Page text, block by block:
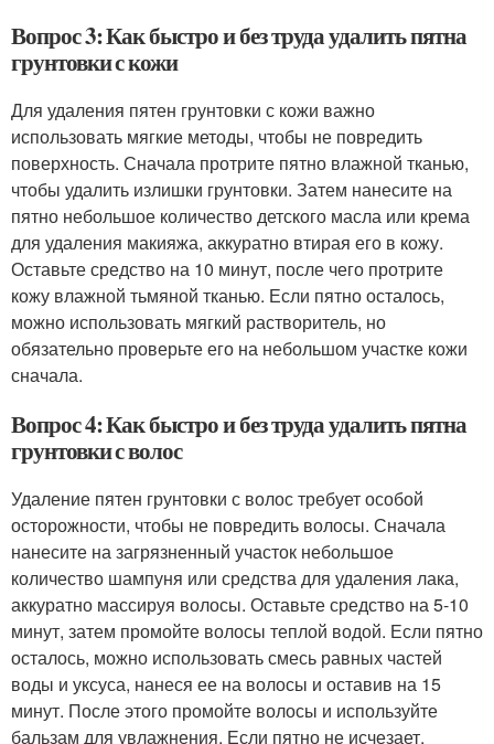
Вопрос 3: Как быстро и без труда удалить пятна
грунтовки с кожи
Для удаления пятен грунтовки с кожи важно
использовать мягкие методы, чтобы не повредить
поверхность. Сначала протрите пятно влажной тканью,
чтобы удалить излишки грунтовки. Затем нанесите на
пятно небольшое количество детского масла или крема
для удаления макияжа, аккуратно втирая его в кожу.
Оставьте средство на 10 минут, после чего протрите
кожу влажной тьмяной тканью. Если пятно осталось,
можно использовать мягкий растворитель, но
обязательно проверьте его на небольшом участке кожи
сначала.
Вопрос 4: Как быстро и без труда удалить пятна
грунтовки с волос
Удаление пятен грунтовки с волос требует особой
осторожности, чтобы не повредить волосы. Сначала
нанесите на загрязненный участок небольшое
количество шампуня или средства для удаления лака,
аккуратно массируя волосы. Оставьте средство на 5-10
минут, затем промойте волосы теплой водой. Если пятно
осталось, можно использовать смесь равных частей
воды и уксуса, нанеся ее на волосы и оставив на 15
минут. После этого промойте волосы и используйте
бальзам для увлажнения. Если пятно не исчезает,